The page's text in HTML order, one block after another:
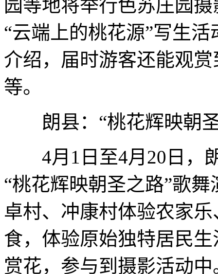
园等地将举行色苏庄园
“云端上的桃花源”写生
介绍，届时游客还能观
等。
朗县：“桃花辉映朝
4月1日至4月20日，
“桃花辉映朝圣之路”歌
卓村、冲康村体验农家
食，体验原始独特居民
赏花，参与到摄影活动中